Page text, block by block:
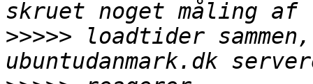
>>>>> loadtider